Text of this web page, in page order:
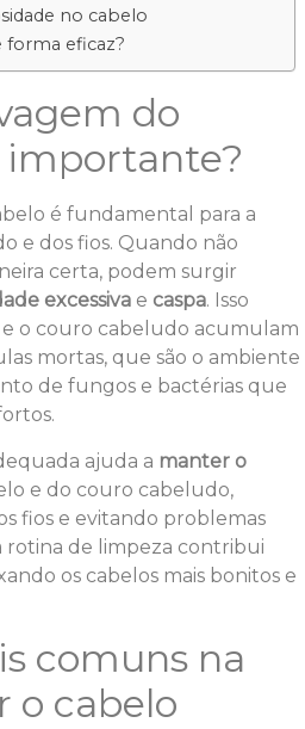
no cabelo
forma eficaz?
do
importante?
é fundamental para a
e dos fios. Quando não
certa, podem surgir
excessiva e caspa. Isso
o couro cabeludo acumulam
mortas, que são o ambiente
de fungos e bactérias que
ajuda a manter o
e do couro cabeludo,
fios e evitando problemas
rotina de limpeza contribui
os cabelos mais bonitos e
comuns na
o cabelo